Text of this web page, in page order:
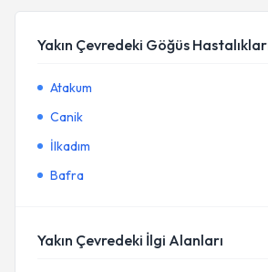
Yakın Çevredeki Göğüs
Atakum
Canik
İlkadım
Bafra
Yakın Çevredeki İlgi Alanları